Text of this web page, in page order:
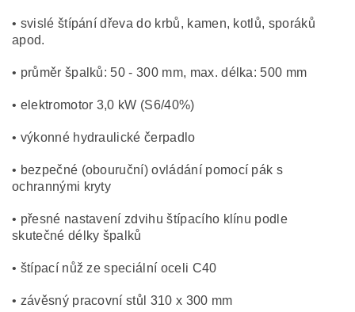
• svislé štípání dřeva do krbů, kamen, kotlů, sporáků
apod.
• průměr špalků: 50 - 300 mm, max. délka: 500 mm
• elektromotor 3,0 kW (S6/40%)
• výkonné hydraulické čerpadlo
• bezpečné (obouruční) ovládání pomocí pák s
ochrannými kryty
• přesné nastavení zdvihu štípacího klínu podle
skutečné délky špalků
• štípací nůž ze speciální oceli C40
• závěsný pracovní stůl 310 x 300 mm